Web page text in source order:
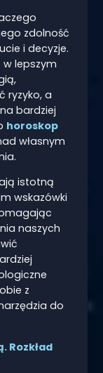
zdolność
i decyzje.
lepszym
ryzyko, a
bardziej
horoskop
własnym
istotną
wskazówki
naszych
z
do
Rozkład